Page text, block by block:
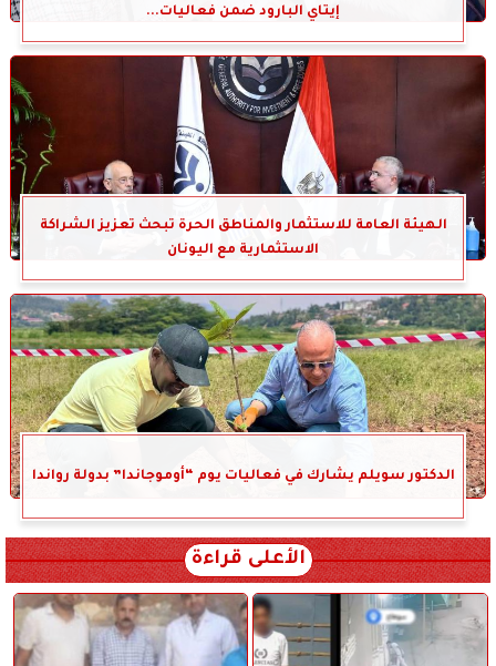
إيتاي البارود ضمن فعاليات...
الهيئة العامة للاستثمار والمناطق الحرة تبحث تعزيز الشراكة
الاستثمارية مع اليونان
الدكتور سويلم يشارك في فعاليات يوم “أوموجاندا” بدولة رواندا
الأعلى قراءة